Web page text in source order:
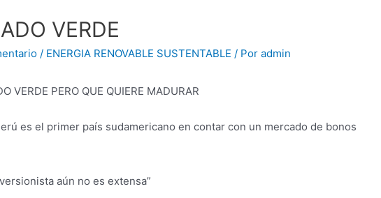
VERDE
/ ENERGIA RENOVABLE SUSTENTABLE / Poradmin
VERDE PERO QUE QUIERE MADURAR
es el primer país sudamericano en contar con un mercado de bonos
aún no es extensa”